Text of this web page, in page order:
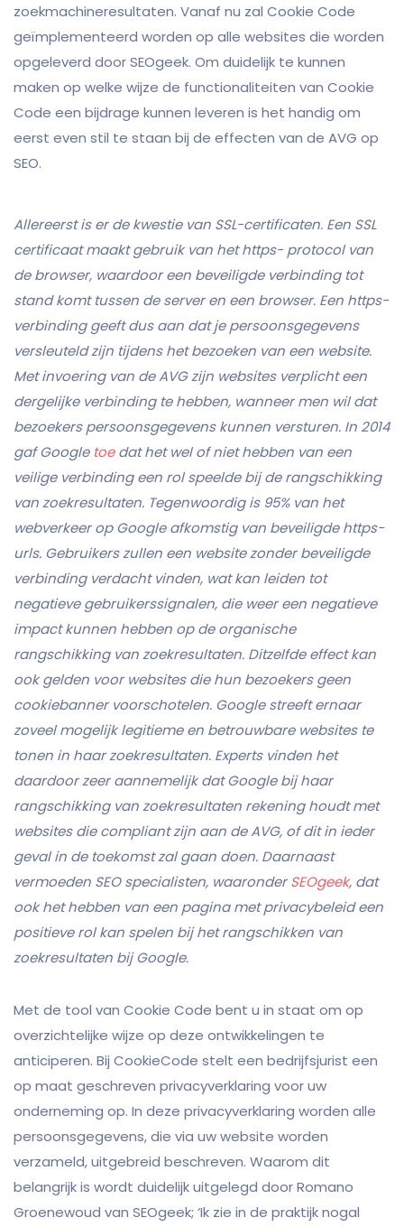
zoekmachineresultaten. Vanaf nu zal Cookie Code
geïmplementeerd worden op alle websites die worden
opgeleverd door SEOgeek. Om duidelijk te kunnen
maken op welke wijze de functionaliteiten van Cookie
Code een bijdrage kunnen leveren is het handig om
eerst even stil te staan bij de effecten van de AVG op
SEO.
Allereerst is er de kwestie van SSL-certificaten. Een SSL
certificaat maakt gebruik van het https- protocol van
de browser, waardoor een beveiligde verbinding tot
stand komt tussen de server en een browser. Een https-
verbinding geeft dus aan dat je persoonsgegevens
versleuteld zijn tijdens het bezoeken van een website.
Met invoering van de AVG zijn websites verplicht een
dergelijke verbinding te hebben, wanneer men wil dat
bezoekers persoonsgegevens kunnen versturen. In 2014
gaf Google toedat het wel of niet hebben van een
veilige verbinding een rol speelde bij de rangschikking
van zoekresultaten. Tegenwoordig is 95% van het
webverkeer op Google afkomstig van beveiligde https-
urls. Gebruikers zullen een website zonder beveiligde
verbinding verdacht vinden, wat kan leiden tot
negatieve gebruikerssignalen, die weer een negatieve
impact kunnen hebben op de organische
rangschikking van zoekresultaten. Ditzelfde effect kan
ook gelden voor websites die hun bezoekers geen
cookiebanner voorschotelen. Google streeft ernaar
zoveel mogelijk legitieme en betrouwbare websites te
tonen in haar zoekresultaten. Experts vinden het
daardoor zeer aannemelijk dat Google bij haar
rangschikking van zoekresultaten rekening houdt met
websites die compliant zijn aan de AVG, of dit in ieder
geval in de toekomst zal gaan doen. Daarnaast
vermoeden SEO specialisten, waaronderSEOgeek, dat
ook het hebben van een pagina met privacybeleid een
positieve rol kan spelen bij het rangschikken van
zoekresultaten bij Google.
Met de tool van Cookie Code bent u in staat om op
overzichtelijke wijze op deze ontwikkelingen te
anticiperen. Bij CookieCode stelt een bedrijfsjurist een
op maat geschreven privacyverklaring voor uw
onderneming op. In deze privacyverklaring worden alle
persoonsgegevens, die via uw website worden
verzameld, uitgebreid beschreven. Waarom dit
belangrijk is wordt duidelijk uitgelegd door Romano
Groenewoud van SEOgeek; ‘Ik zie in de praktijk nogal